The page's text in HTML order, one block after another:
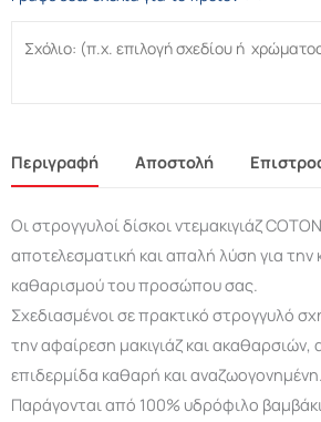
Περιγραφή Αποστολή
Οι στρογγυλοί δίσκοι ντεμακιγιάζ
αποτελεσματική και απαλή λύση για την
καθαρισμού του προσώπου σας.
Σχεδιασμένοι σε πρακτικό στρογγυλό
την αφαίρεση μακιγιάζ και
επιδερμίδα καθαρή και αναζωογονημένη.
Παράγονται από 100% υδρόφιλο